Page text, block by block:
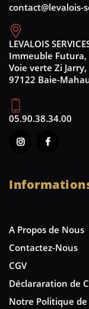
contact@levalois-
LEVALOIS
Immeuble Futura,
Voie verte Zi Jarry,
97122 Baie-
05.90.38.34.00
A Propos de Nous
Contactez-Nous
CGV
Déclararation de
Notre Politique de